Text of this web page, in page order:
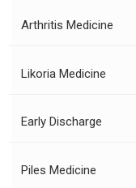
Arthritis Medicine
Likoria Medicine
Early Discharge
Piles Medicine